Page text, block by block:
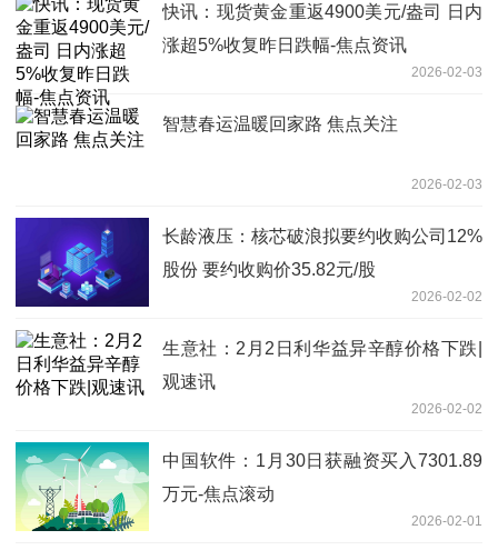
快讯：现货黄金重返4900美元/盎司 日内
涨超5%收复昨日跌幅-焦点资讯
2026-02-03
智慧春运温暖回家路 焦点关注
2026-02-03
长龄液压：核芯破浪拟要约收购公司12%
股份 要约收购价35.82元/股
2026-02-02
生意社：2月2日利华益异辛醇价格下跌|
观速讯
2026-02-02
中国软件：1月30日获融资买入7301.89
万元-焦点滚动
2026-02-01